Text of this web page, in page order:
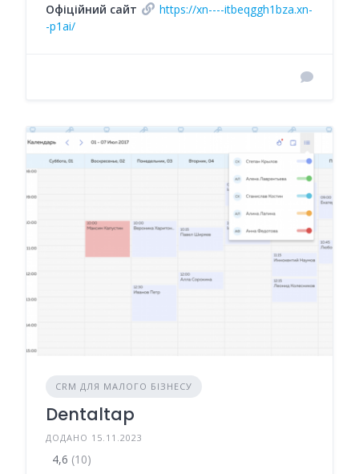
Офіційний сайт
https://xn----itbeqggh1bza.xn-
-p1ai/
CRM ДЛЯ МАЛОГО БІЗНЕСУ
Dentaltap
ДОДАНО 15.11.2023
4,6 (10)